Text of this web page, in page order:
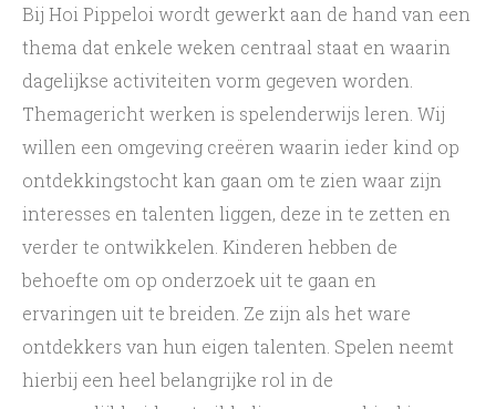
Bij Hoi Pippeloi wordt gewerkt aan de hand van een
thema dat enkele weken centraal staat en waarin
dagelijkse activiteiten vorm gegeven worden.
Themagericht werken is spelenderwijs leren. Wij
willen een omgeving creëren waarin ieder kind op
ontdekkingstocht kan gaan om te zien waar zijn
interesses en talenten liggen, deze in te zetten en
verder te ontwikkelen. Kinderen hebben de
behoefte om op onderzoek uit te gaan en
ervaringen uit te breiden. Ze zijn als het ware
ontdekkers van hun eigen talenten. Spelen neemt
hierbij een heel belangrijke rol in de